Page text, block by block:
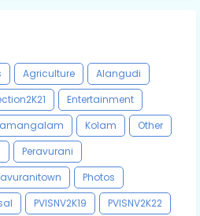
Agriculture
Alangudi
Entertainment
Kolam
Other
Peravurani
Photos
PVISNV2K19
PVISNV2K22